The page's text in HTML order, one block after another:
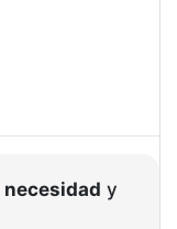
necesidad y